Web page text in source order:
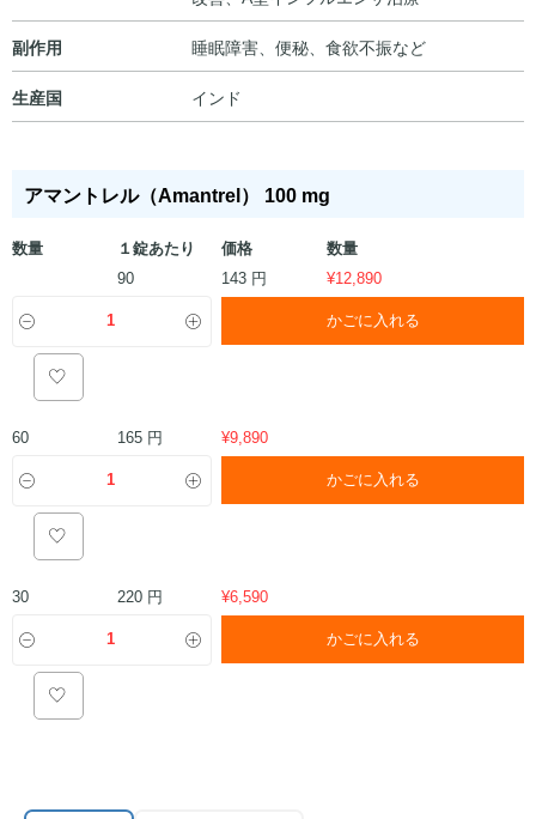
副作用 睡眠障害、便秘、食欲不振など
生産国 インド
アマントレル（Amantrel） 100 mg
数量 １錠あたり 価格
数量
90
143 円 ¥12,890
かごに入れる
60 165 円 ¥9,890
かごに入れる
30 220 円 ¥6,590
かごに入れる